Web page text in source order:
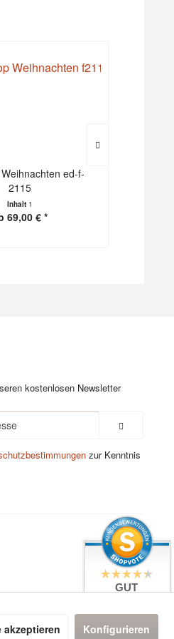
ed-f-
2115
Inhalt 1
69,00 € *
kostenlosen Newsletter
zur Kenntnis
akzeptieren Konfigurieren
GUT
shopvote.de